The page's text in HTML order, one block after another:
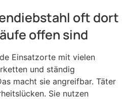
oft dort
offen sind
Einsatzorte mit vielen
und ständig
macht sie angreifbar. Täter
Sie nutzen